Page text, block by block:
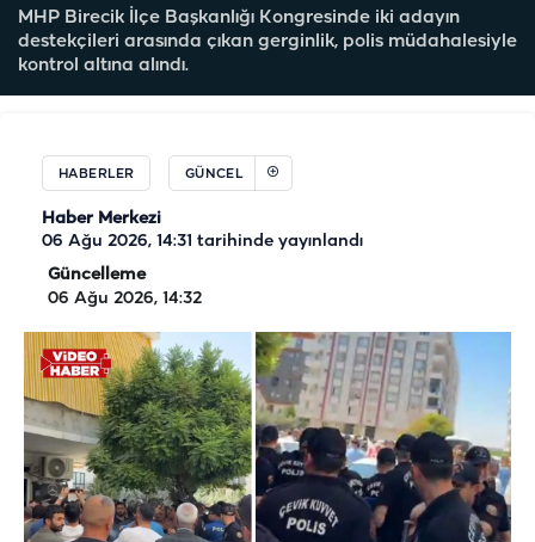
MHP Birecik İlçe Başkanlığı Kongresinde iki adayın
destekçileri arasında çıkan gerginlik, polis müdahalesiyle
kontrol altına alındı.
HABERLER GÜNCEL
Haber Merkezi
06 Ağu 2026, 14:31 tarihinde yayınlandı
Güncelleme
06 Ağu 2026, 14:32